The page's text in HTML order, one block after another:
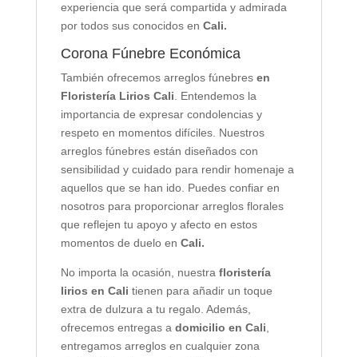
experiencia que será compartida y admirada
por todos sus conocidos en Cali.
Corona Fúnebre Económica
También ofrecemos arreglos fúnebres en
Floristería Lirios Cali. Entendemos la
importancia de expresar condolencias y
respeto en momentos difíciles. Nuestros
arreglos fúnebres están diseñados con
sensibilidad y cuidado para rendir homenaje a
aquellos que se han ido. Puedes confiar en
nosotros para proporcionar arreglos florales
que reflejen tu apoyo y afecto en estos
momentos de duelo en Cali.
No importa la ocasión, nuestra floristería
lirios en Cali tienen para añadir un toque
extra de dulzura a tu regalo. Además,
ofrecemos entregas a domicilio en Cali,
entregamos arreglos en cualquier zona